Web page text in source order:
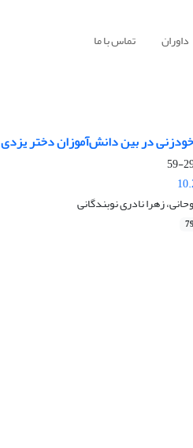
داوران تماس با ما
در بین دانش‌آموزان دختر یزدی
زهرا نادری نوبندگانی